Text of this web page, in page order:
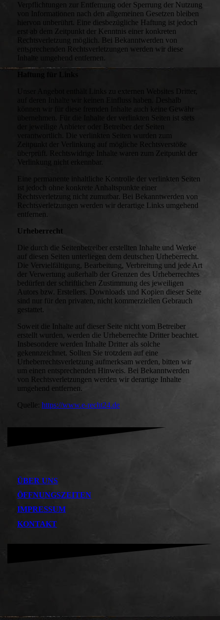
Verpflichtungen zur Entfernung oder Sperrung der Nutzung
von Informationen nach den allgemeinen Gesetzen bleiben
hiervon unberührt. Eine diesbezügliche Haftung ist jedoch
erst ab dem Zeitpunkt der Kenntnis einer konkreten
Rechtsverletzung möglich. Bei Bekanntwerden von
entsprechenden Rechtsverletzungen werden wir diese
Inhalte umgehend entfernen.
Unser Angebot enthält Links zu externen Websites Dritter,
auf deren Inhalte wir keinen Einfluss haben. Deshalb
können wir für diese fremden Inhalte auch keine Gewähr
übernehmen. Für die Inhalte der verlinkten Seiten ist stets
der jeweilige Anbieter oder Betreiber der Seiten
verantwortlich. Die verlinkten Seiten wurden zum
Zeitpunkt der Verlinkung auf mögliche Rechtsverstöße
überprüft. Rechtswidrige Inhalte waren zum Zeitpunkt der
Verlinkung nicht erkennbar.
Eine permanente inhaltliche Kontrolle der verlinkten Seiten
ist jedoch ohne konkrete Anhaltspunkte einer
Rechtsverletzung nicht zumutbar. Bei Bekanntwerden von
Rechtsverletzungen werden wir derartige Links umgehend
entfernen.
Urheberrecht
Die durch die Seitenbetreiber erstellten Inhalte und Werke
auf diesen Seiten unterliegen dem deutschen Urheberrecht.
Die Vervielfältigung, Bearbeitung, Verbreitung und jede Art
der Verwertung außerhalb der Grenzen des Urheberrechtes
bedürfen der schriftlichen Zustimmung des jeweiligen
Autors bzw. Erstellers. Downloads und Kopien dieser Seite
sind nur für den privaten, nicht kommerziellen Gebrauch
gestattet.
Soweit die Inhalte auf dieser Seite nicht vom Betreiber
erstellt wurden, werden die Urheberrechte Dritter beachtet.
Insbesondere werden Inhalte Dritter als solche
gekennzeichnet. Sollten Sie trotzdem auf eine
Urheberrechtsverletzung aufmerksam werden, bitten wir
um einen entsprechenden Hinweis. Bei Bekanntwerden
von Rechtsverletzungen werden wir derartige Inhalte
umgehend entfernen.
Quelle: https://www.e-recht24.de
ÜBER UNS
ÖFFNUNGSZEITEN
IMPRESSUM
KONTAKT